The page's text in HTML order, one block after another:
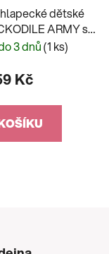
dětské
ARMY s
CWB0032
3 dnů(1 ks)
Kč